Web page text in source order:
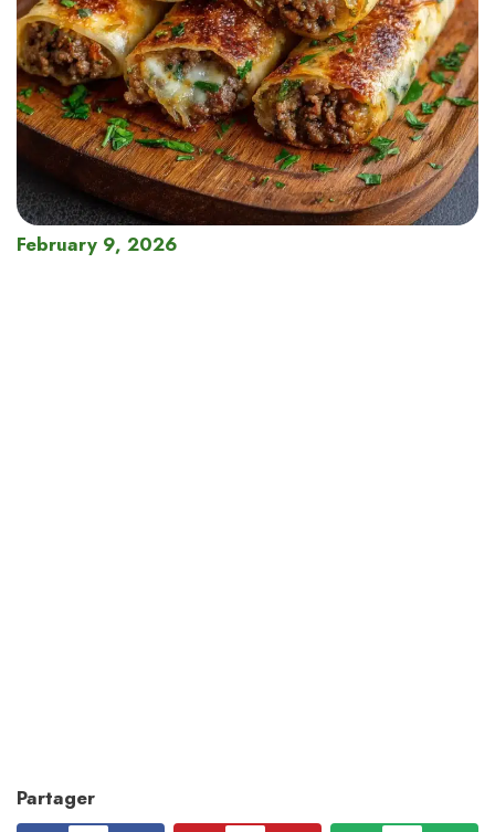
February 9, 2026
Partager